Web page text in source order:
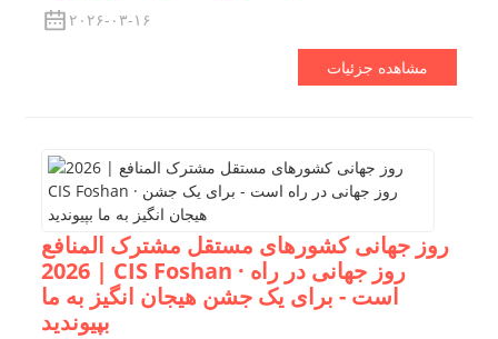
۲۰۲۶-۰۳-۱۶
مشاهده جزئیات
روز جهانی کشورهای مستقل مشترک المنافع
| 2026 CIS Foshan · روز جهانی در راه
است - برای یک جشن هیجان انگیز به ما
بپیوندید